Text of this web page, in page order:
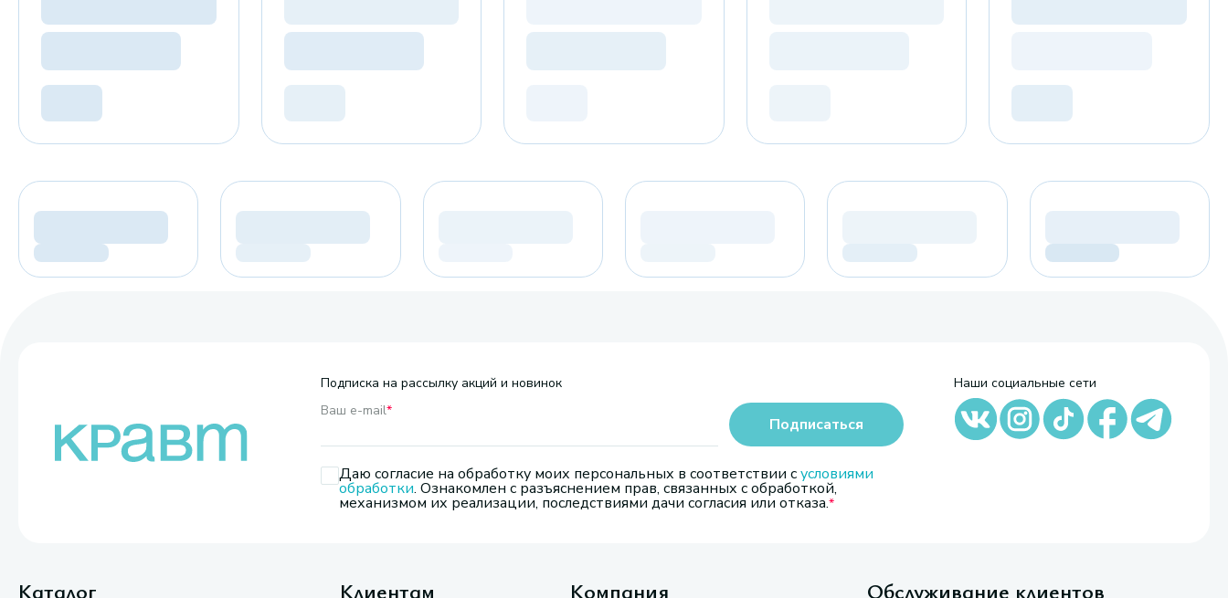
Подписка на рассылку акций и новинок
Ваш e-mail*
Даю согласие на обработку моих персональных в соответствии сусловиями
обработки. Ознакомлен с разъяснением прав, связанных с обработкой,
механизмом их реализации, последствиями дачи согласия или отказа.
Подписаться
Наши социальные сети
Каталог Клиентам Компания Обслуживание клиентов